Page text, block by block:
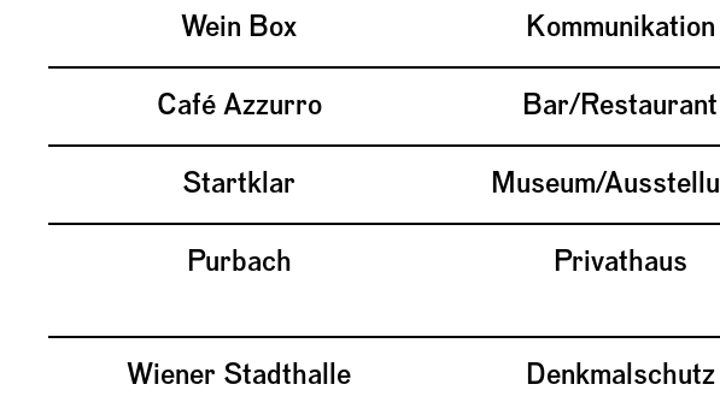
Wein Box Kommunikation
Café Azzurro Bar/Restaurant
Startklar Museum/
Purbach Privathaus
Wiener Stadthalle Denkmalschutz